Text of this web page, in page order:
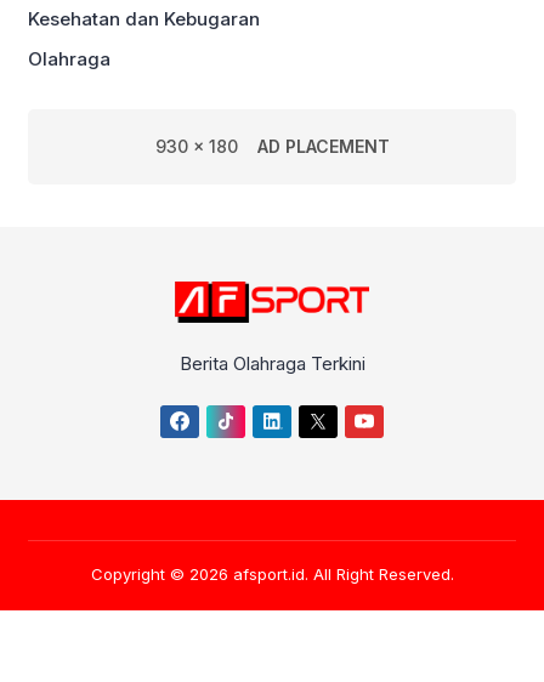
Kesehatan dan Kebugaran
Olahraga
930 x 180 AD PLACEMENT
Berita Olahraga Terkini
Copyright © 2026 afsport.id. All Right Reserved.